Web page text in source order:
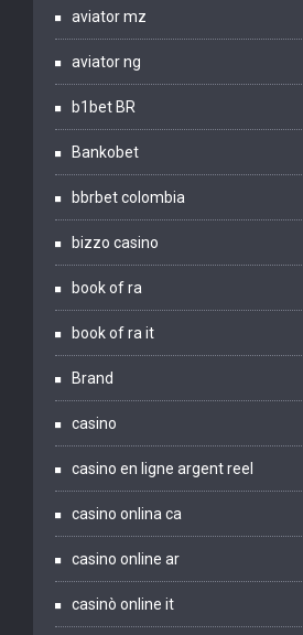
aviator mz
aviator ng
b1bet BR
Bankobet
bbrbet colombia
bizzo casino
book of ra
book of ra it
Brand
casino
casino en ligne argent reel
casino onlina ca
casino online ar
casinò online it